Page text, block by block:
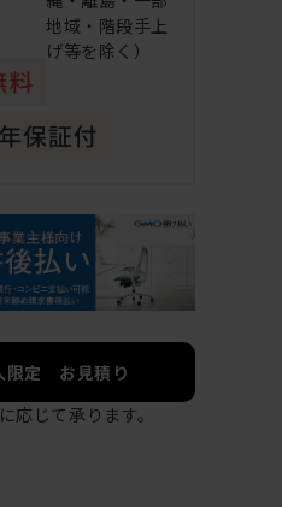
地域・階段手上
げ等を除く）
限定 お見積り
応じて承ります。